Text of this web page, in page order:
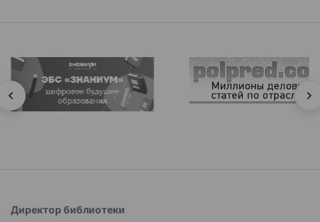
Директор библиотеки